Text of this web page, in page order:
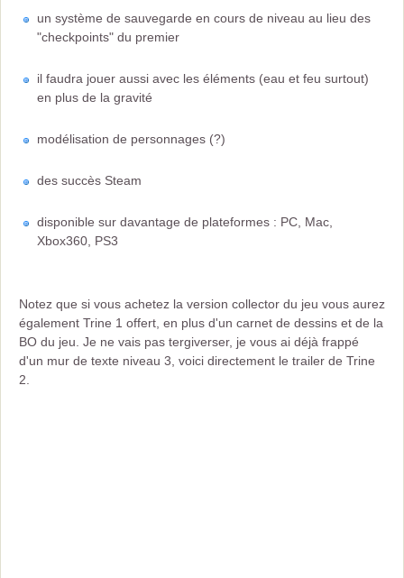
un système de sauvegarde en cours de niveau au lieu des
"checkpoints" du premier
il faudra jouer aussi avec les éléments (eau et feu surtout)
en plus de la gravité
modélisation de personnages (?)
des succès Steam
disponible sur davantage de plateformes : PC, Mac,
Xbox360, PS3
Notez que si vous achetez la version collector du jeu vous aurez
également Trine 1 offert, en plus d'un carnet de dessins et de la
BO du jeu. Je ne vais pas tergiverser, je vous ai déjà frappé
d'un mur de texte niveau 3, voici directement le trailer de Trine
2.